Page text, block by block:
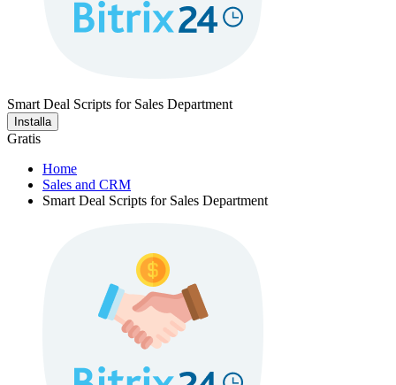
Smart Deal Scripts for Sales Department
Installa
Gratis
Home
Sales and CRM
Smart Deal Scripts for Sales Department